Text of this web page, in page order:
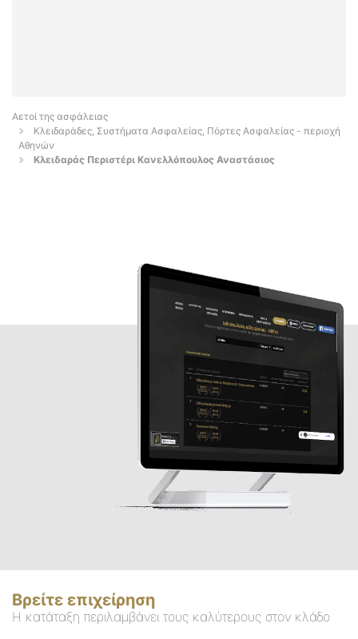
Αετοί της ασφάλειας
Κλειδαράδες, Συστήματα Ασφαλείας, Πόρτες Ασφαλείας - περιοχή
Αθηνών
Κλειδαράς Περιστέρι Κανελλόπουλος Αναστάσιος
Βρείτε επιχείρηση
Η κατάταξη περιλαμβάνει τους καλύτερους στον κλάδο